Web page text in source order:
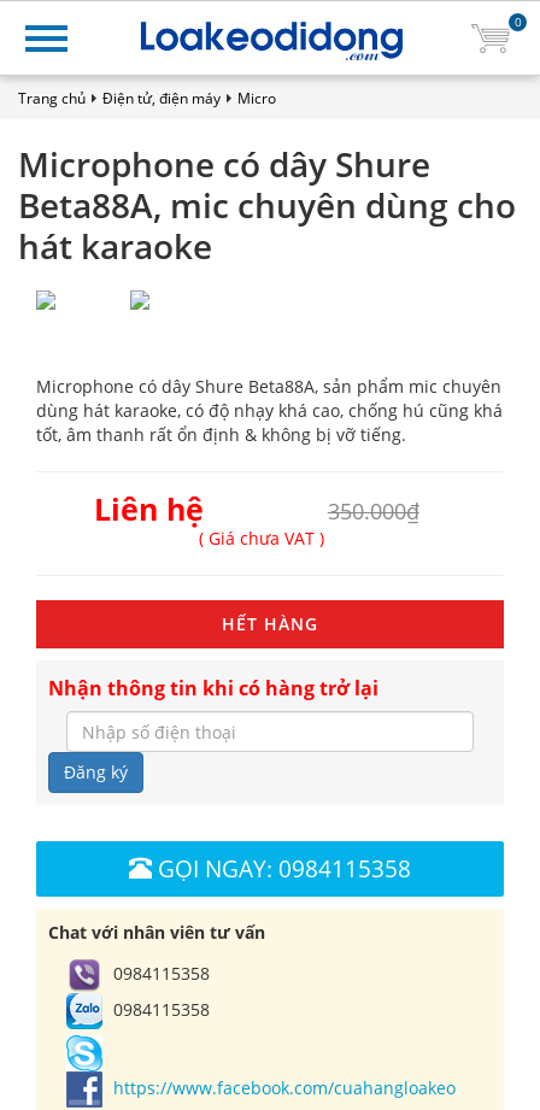
0
Trang chủ Điện tử, điện máy Micro
Microphone có dây Shure
Beta88A, mic chuyên dùng cho
hát karaoke
Microphone có dây Shure Beta88A, sản phẩm mic chuyên
dùng hát karaoke, có độ nhạy khá cao, chống hú cũng khá
tốt, âm thanh rất ổn định & không bị vỡ tiếng.
Liên hệ 350.000₫
( Giá chưa VAT )
HẾT HÀNG
Nhận thông tin khi có hàng trở lại
Đăng ký
GỌI NGAY: 0984115358
Chat với nhân viên tư vấn
0984115358
0984115358
https://www.facebook.com/cuahangloakeo